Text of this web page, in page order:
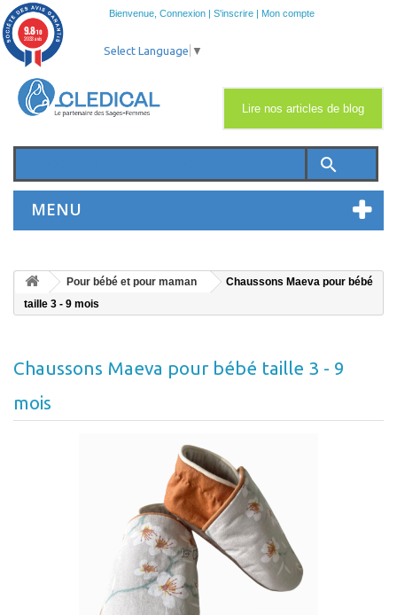
Bienvenue, Connexion | S'inscrire | Mon compte
search
MENU
Lire nos articles de blog
Select Language ▼
Pour bébé et pour maman
Chaussons Maeva pour bébé
taille 3 - 9 mois
Chaussons Maeva pour bébé taille 3 - 9
mois
9.8/10
2033 avis